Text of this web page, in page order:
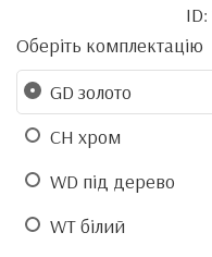
ID:
Оберіть комплектацію
GD золото
CH хром
WD під дерево
WT білий